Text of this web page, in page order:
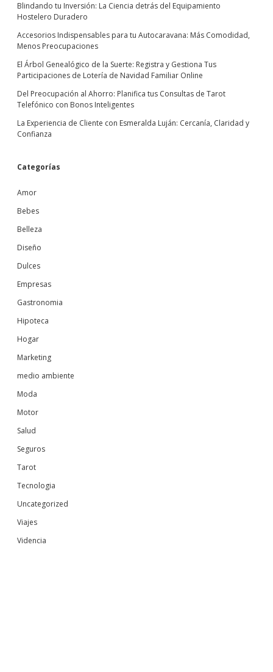
Blindando tu Inversión: La Ciencia detrás del Equipamiento
Hostelero Duradero
Accesorios Indispensables para tu Autocaravana: Más Comodidad,
Menos Preocupaciones
El Árbol Genealógico de la Suerte: Registra y Gestiona Tus
Participaciones de Lotería de Navidad Familiar Online
Del Preocupación al Ahorro: Planifica tus Consultas de Tarot
Telefónico con Bonos Inteligentes
La Experiencia de Cliente con Esmeralda Luján: Cercanía, Claridad y
Confianza
Categorías
Amor
Bebes
Belleza
Diseño
Dulces
Empresas
Gastronomia
Hipoteca
Hogar
Marketing
medio ambiente
Moda
Motor
Salud
Seguros
Tarot
Tecnologia
Uncategorized
Viajes
Videncia